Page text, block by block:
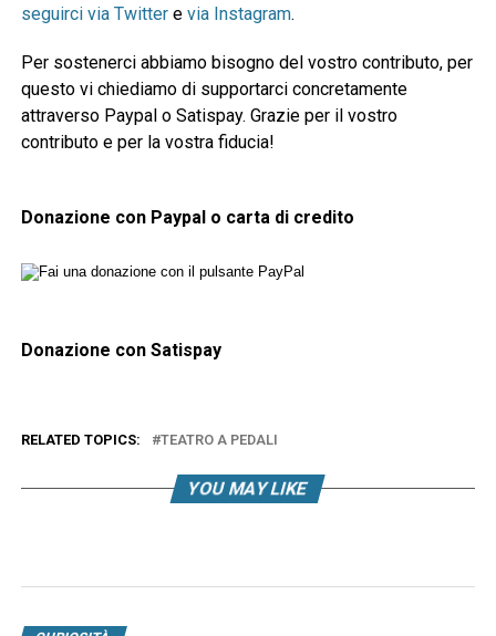
seguirci via Twittere via Instagram.
Per sostenerci abbiamo bisogno del vostro contributo, per
questo vi chiediamo di supportarci concretamente
attraverso Paypal o Satispay. Grazie per il vostro
contributo e per la vostra fiducia!
Donazione con Paypal o carta di credito
Donazione con Satispay
RELATED TOPICS: TEATRO A PEDALI
YOU MAY LIKE